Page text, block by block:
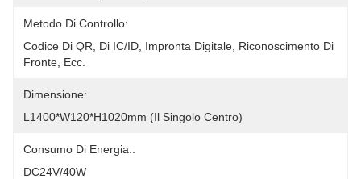
Metodo Di Controllo:
Codice Di QR, Di IC/ID, Impronta Digitale, Riconoscimento Di
Fronte, Ecc.
Dimensione:
L1400*W120*H1020mm (il Singolo Centro)
Consumo Di Energia::
DC24V/40W